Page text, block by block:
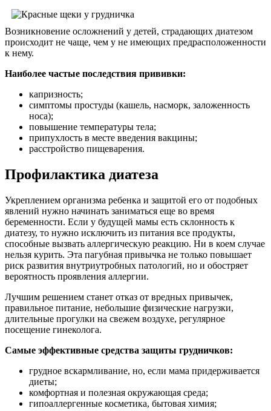
Возникновение осложнений у детей, страдающих диатезом
происходит не чаще, чем у не имеющих предрасположенности
к нему.
Наиболее частые последствия прививки:
капризность;
симптомы простуды (кашель, насморк, заложенность
носа);
повышение температуры тела;
припухлость в месте введения вакцины;
расстройство пищеварения.
Профилактика диатеза
Укреплением организма ребенка и защитой его от подобных
явлений нужно начинать заниматься еще во время
беременности. Если у будущей мамы есть склонность к
диатезу, то нужно исключить из питания все продукты,
способные вызвать аллергическую реакцию. Ни в коем случае
нельзя курить. Эта пагубная привычка не только повышает
риск развития внутриутробных патологий, но и обостряет
вероятность проявления аллергии.
Лучшим решением станет отказ от вредных привычек,
правильное питание, небольшие физические нагрузки,
длительные прогулки на свежем воздухе, регулярное
посещение гинеколога.
Самые эффективные средства защиты грудничков:
грудное вскармливание, но, если мама придерживается
диеты;
комфортная и полезная окружающая среда;
гипоаллергенные косметика, бытовая химия;